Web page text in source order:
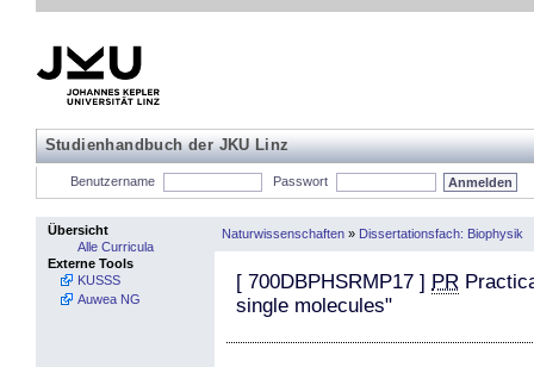
Studienhandbuch der JKU Linz
Benutzername Passwort
Übersicht
Alle Curricula
Externe Tools
KUSSS
Auwea NG
Naturwissenschaften » Dissertationsfach: Biophysik
[ 700DBPHSRMP17 ] PR
single molecules"